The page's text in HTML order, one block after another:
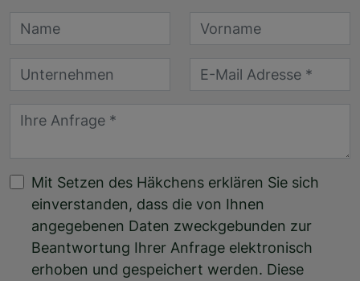
Mit Setzen des Häkchens erklären Sie sich
einverstanden, dass die von Ihnen
angegebenen Daten zweckgebunden zur
Beantwortung Ihrer Anfrage elektronisch
erhoben und gespeichert werden. Diese